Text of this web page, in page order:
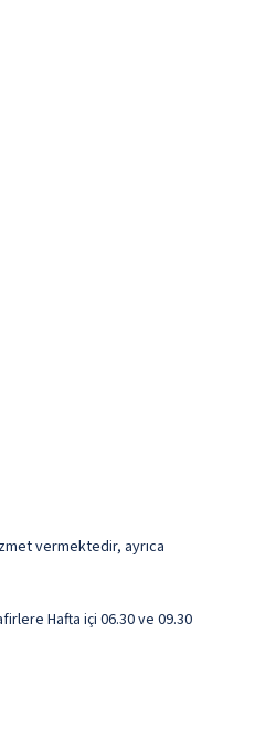
vermektedir, ayrıca
Hafta içi 06.30 ve 09.30